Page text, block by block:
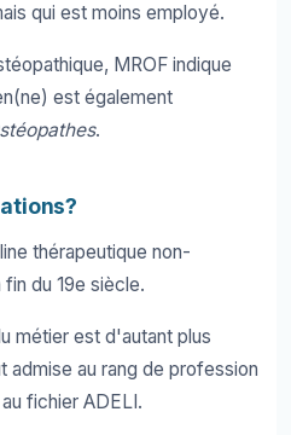
qui est moins employé.
MROF indique
est également
.
thérapeutique non-
du 19e siècle.
métier est d'autant plus
au rang de profession
fichier ADELI.